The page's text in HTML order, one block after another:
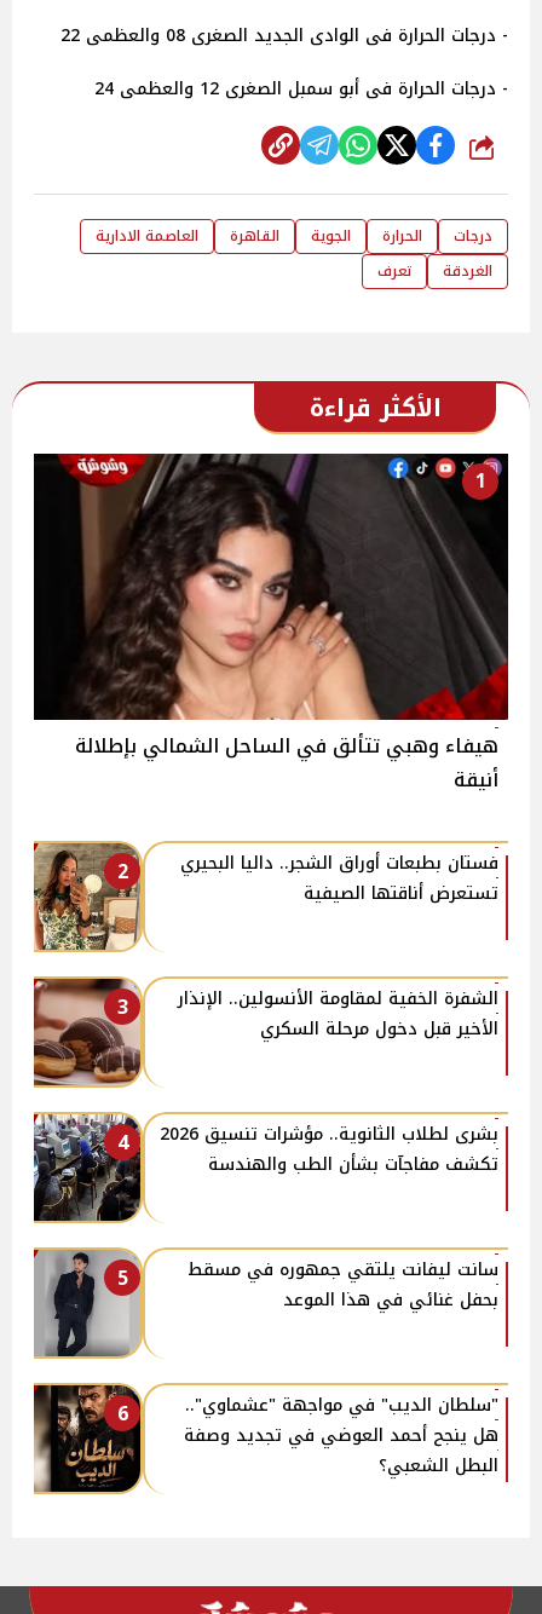
- درجات الحرارة فى الوادى الجديد الصغرى 08 والعظمى 22
- درجات الحرارة فى أبو سمبل الصغرى 12 والعظمى 24
شارك
درجات الحرارة الجوية القاهرة
العاصمة الادارية
الغردقة
تعرف
الأكثر قراءة
1
هيفاء وهبي تتألق في الساحل الشمالي بإطلالة
أنيقة
2
فستان بطبعات أوراق الشجر.. داليا البحيري
تستعرض أناقتها الصيفية
3
الشفرة الخفية لمقاومة الأنسولين.. الإنذار
الأخير قبل دخول مرحلة السكري
4
بشرى لطلاب الثانوية.. مؤشرات تنسيق 2026
تكشف مفاجآت بشأن الطب والهندسة
5
سانت ليفانت يلتقي جمهوره في مسقط
بحفل غنائي في هذا الموعد
6
"سلطان الديب" في مواجهة "عشماوي"..
هل ينجح أحمد العوضي في تجديد وصفة
البطل الشعبي؟